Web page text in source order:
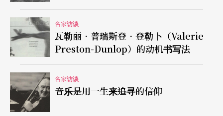
否则就损及了这类音乐含蓄、内歛的本质，稍远的
听众根本听不到曲中细致的转折与变化。
对大部分台湾听众而言，法文艺术歌曲仍是一个有
待开发的领域，主办单位甚至把您的演唱会命名为
「法国香颂之夜」，使得您在记者会中，不得不就
此提出澄清，并解释「艺术歌曲」（mélodies）与
名家访谈
瓦勒丽．普瑞斯登．登勒卜（Valerie
Preston-Dunlop）的动机书写法
名家访谈
音乐是用一生来追寻的信仰